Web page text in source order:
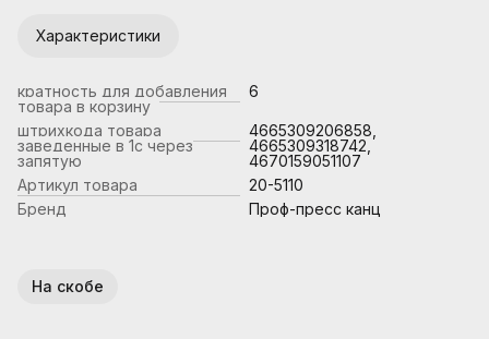
Характеристики
кратность для добавления
товара в корзину
6
штрихкода товара
заведенные в 1с через
запятую
4665309206858,
4665309318742,
4670159051107
Артикул товара
20-5110
Бренд
Проф-пресс канц
На скобе